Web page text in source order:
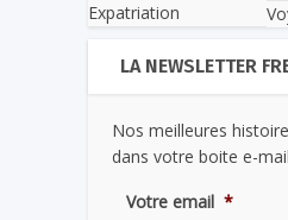
Expatriation
LA NEWSLETTER
Nos meilleures
dans votre boite e-
Votre email *